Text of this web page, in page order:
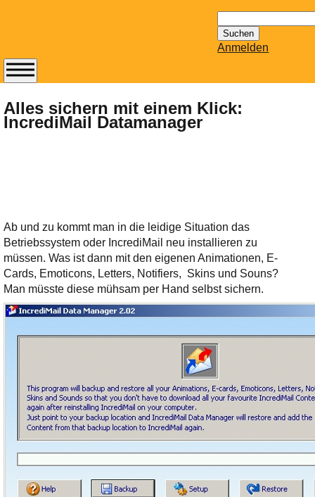
nach:
Anmelden
Alles sichern mit einem Klick:
IncrediMail Datamanager
Ab und zu kommt man in die leidige Situation das
Betriebssystem oder IncrediMail neu installieren zu
müssen. Was ist dann mit den eigenen Animationen, E-
Cards, Emoticons, Letters, Notifiers, Skins und Souns?
Man müsste diese mühsam per Hand selbst sichern.
Abonnieren Sie den
14-tägig
erscheinenden
bereithält!
Wie z.B. Outlook,
GMail, Thunderbird
oder auch
Ihre E-Mail
Adresse:
E-Mail bestätigen